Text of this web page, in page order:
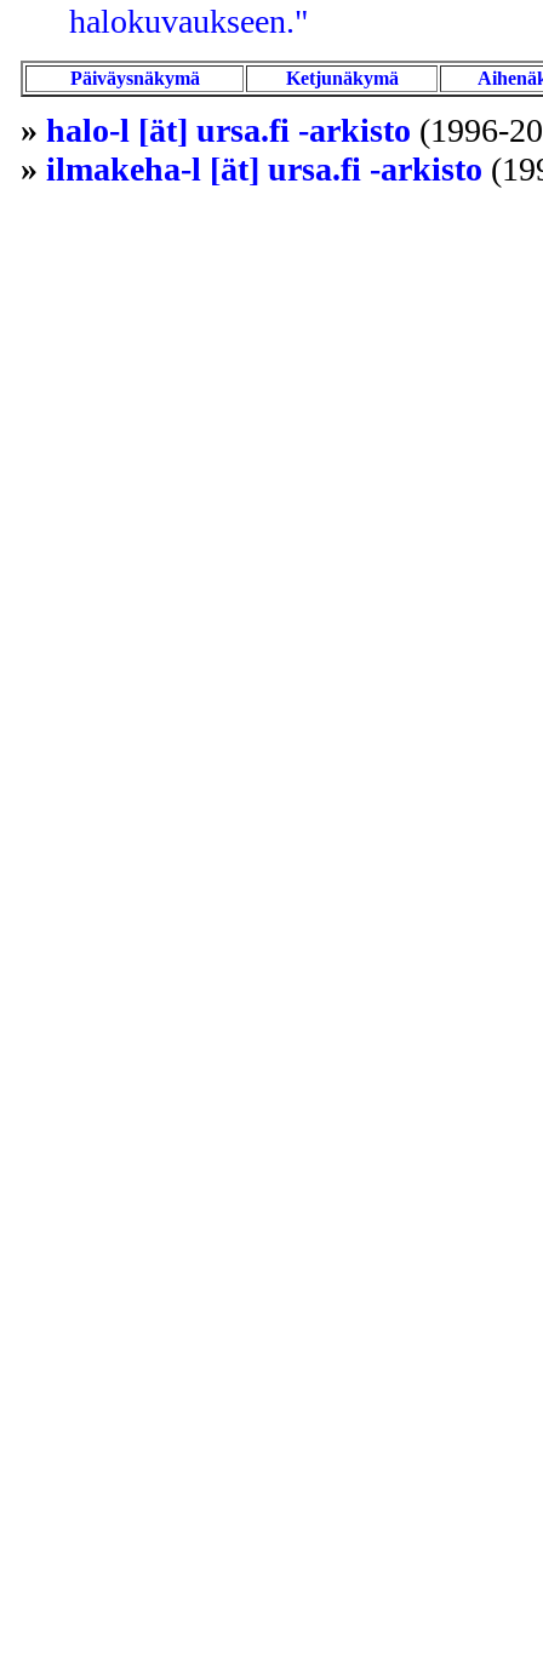
halokuvaukseen."
Päiväysnäkymä Ketjunäkymä
» halo-l [ät] ursa.fi -arkisto (1996-
» ilmakeha-l [ät] ursa.fi -arkisto